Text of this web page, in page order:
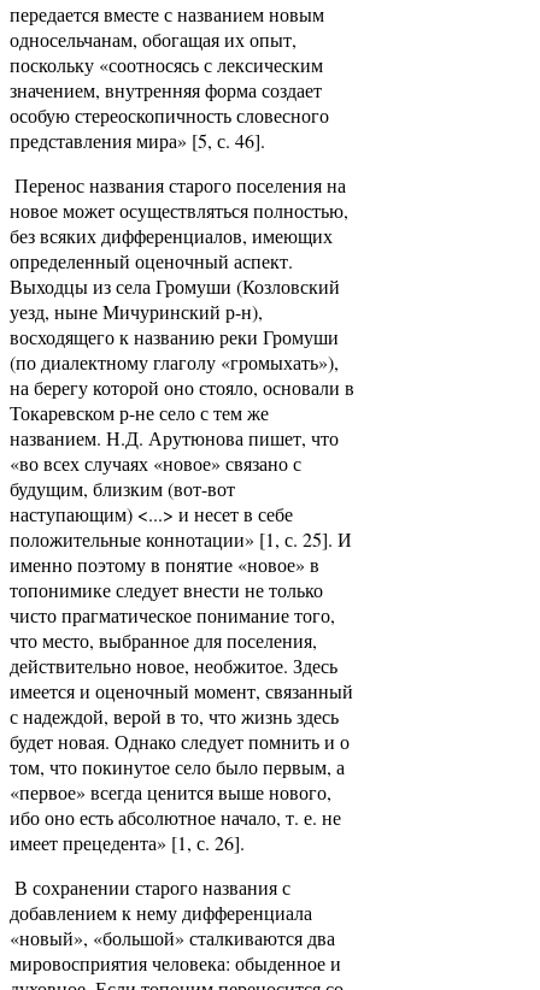
передается вместе с названием новым
односельчанам, обогащая их опыт,
поскольку «соотносясь с лексическим
значением, внутренняя форма создает
особую стереоскопичность словесного
представления мира» [5, с. 46].
Перенос названия старого поселения на
новое может осуществляться полностью,
без всяких дифференциалов, имеющих
определенный оценочный аспект.
Выходцы из села Громуши (Козловский
уезд, ныне Мичуринский р-н),
восходящего к названию реки Громуши
(по диалектному глаголу «громыхать»),
на берегу которой оно стояло, основали в
Токаревском р-не село с тем же
названием. Н.Д. Арутюнова пишет, что
«во всех случаях «новое» связано с
будущим, близким (вот-вот
наступающим) <...> и несет в себе
положительные коннотации» [1, с. 25]. И
именно поэтому в понятие «новое» в
топонимике следует внести не только
чисто прагматическое понимание того,
что место, выбранное для поселения,
действительно новое, необжитое. Здесь
имеется и оценочный момент, связанный
с надеждой, верой в то, что жизнь здесь
будет новая. Однако следует помнить и о
том, что покинутое село было первым, а
«первое» всегда ценится выше нового,
ибо оно есть абсолютное начало, т. е. не
имеет прецедента» [1, с. 26].
В сохранении старого названия с
добавлением к нему дифференциала
«новый», «большой» сталкиваются два
мировосприятия человека: обыденное и